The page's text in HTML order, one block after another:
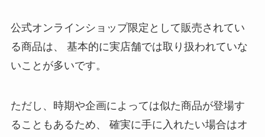
公式オンラインショップ限定として販売されてい
る商品は、 基本的に実店舗では取り扱われていな
いことが多いです。
ただし、時期や企画によっては似た商品が登場す
ることもあるため、 確実に手に入れたい場合はオ